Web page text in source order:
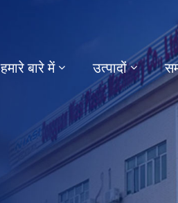
हमारे बारे में उत्पादों